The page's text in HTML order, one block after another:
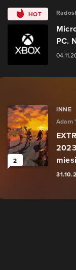
HOT
PC.
2
INNE
Adam